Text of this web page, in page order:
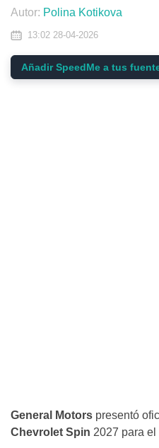
Autor: Polina Kotikova
13:02 28-04-2026
Añadir SpeedMe a tus
General Motors presentó
Chevrolet Spin 2027 para